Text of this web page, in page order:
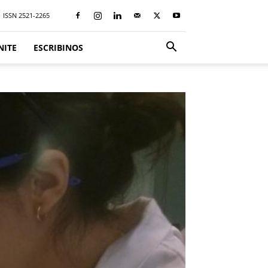
ISSN 2521-2265
ESCRIBINOS